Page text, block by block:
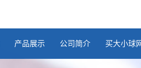
产品展示 公司简介 买大小球